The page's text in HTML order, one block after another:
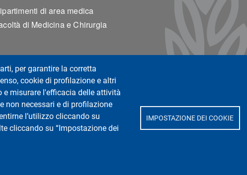
per garantire la corretta
cookie di profilazione e altri
misurare l'efficacia delle attività
non necessari e di profilazione
l’utilizzo cliccando su
cliccando su “Impostazione dei
IMPOSTAZIONE DEI COOKIE
di area medica
di Medicina e Chirurgia
diagnostiche e pediatriche
Matteo